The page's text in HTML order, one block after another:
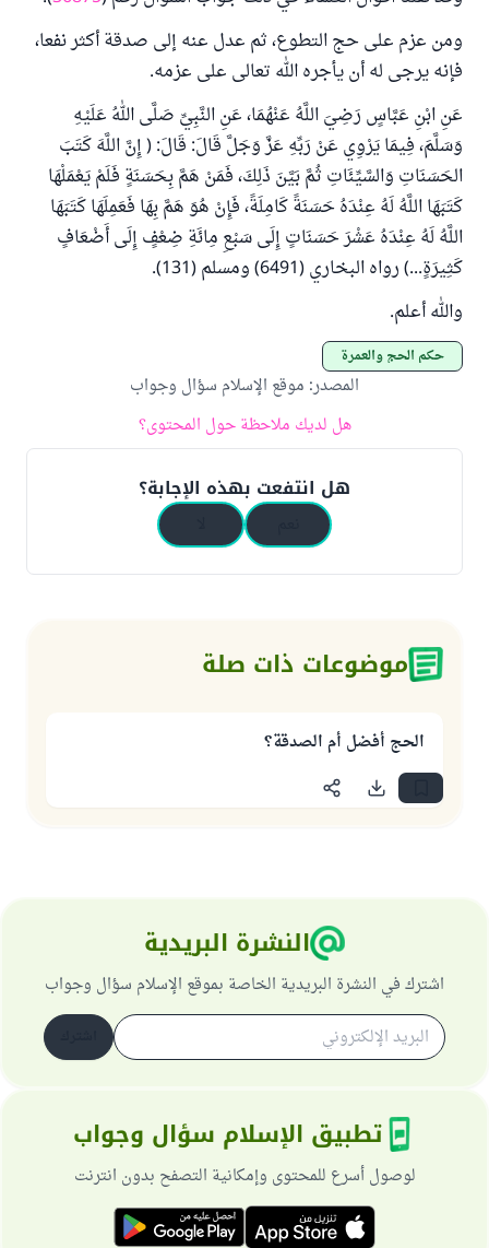
ومن عزم على حج التطوع، ثم عدل عنه إلى صدقة أكثر نفعا،
فإنه يرجى له أن يأجره الله تعالى على عزمه.
عَنِ ابْنِ عَبَّاسٍ رَضِيَ اللَّهُ عَنْهُمَا، عَنِ النَّبِيِّ صَلَّى اللهُ عَلَيْهِ
وَسَلَّمَ، فِيمَا يَرْوِي عَنْ رَبِّهِ عَزَّ وَجَلَّ قَالَ: قَالَ: ( إِنَّ اللَّهَ كَتَبَ
الحَسَنَاتِ وَالسَّيِّئَاتِ ثُمَّ بَيَّنَ ذَلِكَ، فَمَنْ هَمَّ بِحَسَنَةٍ فَلَمْ يَعْمَلْهَا
كَتَبَهَا اللَّهُ لَهُ عِنْدَهُ حَسَنَةً كَامِلَةً، فَإِنْ هُوَ هَمَّ بِهَا فَعَمِلَهَا كَتَبَهَا
اللَّهُ لَهُ عِنْدَهُ عَشْرَ حَسَنَاتٍ إِلَى سَبْعِ مِائَةِ ضِعْفٍ إِلَى أَضْعَافٍ
كَثِيرَةٍ...) رواه البخاري (6491) ومسلم (131).
والله أعلم.
حكم الحج والعمرة
المصدر: موقع الإسلام سؤال وجواب
هل لديك ملاحظة حول المحتوى؟
هل انتفعت بهذه الإجابة؟
موضوعات ذات صلة
الحج أفضل أم الصدقة؟
النشرة البريدية
اشترك في النشرة البريدية الخاصة بموقع الإسلام سؤال وجواب
تطبيق الإسلام سؤال وجواب
لوصول أسرع للمحتوى وإمكانية التصفح بدون انترنت